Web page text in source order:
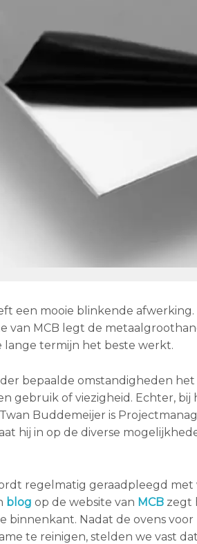
een mooie blinkende
van MCB legt de
lange termijn het beste werkt.
bepaalde omstandigheden
gebruik of viezigheid. Echter,
Buddemeijer is
hij in op de diverse
regelmatig geraadpleegd met
blog op de website van MCBzegt
binnenkant. Nadat de ovens
te reinigen, stelden we vast